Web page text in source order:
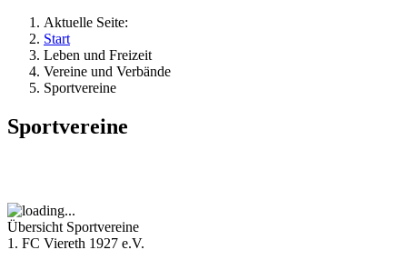
Aktuelle Seite:
Start
Leben und Freizeit
Vereine und Verbände
Sportvereine
Sportvereine
Übersicht Sportvereine
1. FC Viereth 1927 e.V.